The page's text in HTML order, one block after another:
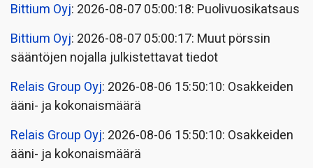
Bittium Oyj: 2026-08-07 05:00:18: Puolivuosikatsaus
Bittium Oyj: 2026-08-07 05:00:17: Muut pörssin
sääntöjen nojalla julkistettavat tiedot
Relais Group Oyj: 2026-08-06 15:50:10: Osakkeiden
ääni- ja kokonaismäärä
Relais Group Oyj: 2026-08-06 15:50:10: Osakkeiden
ääni- ja kokonaismäärä